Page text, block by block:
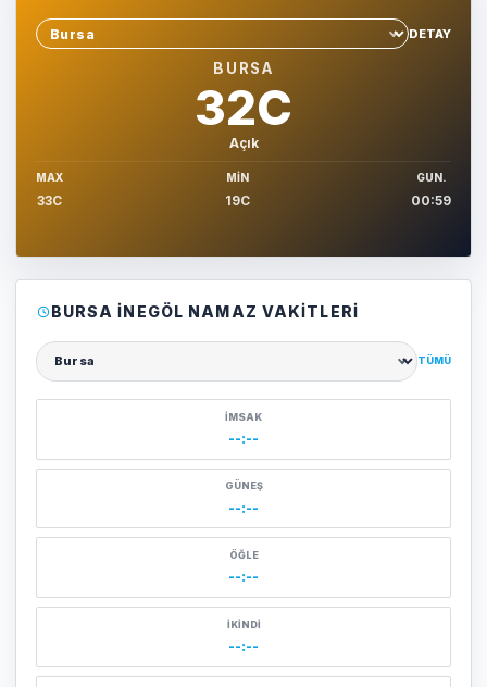
Sehir sec
DETAY
BURSA
32C
Açık
MAX
33C
MIN
19C
GUN.
00:59
BURSA İNEGÖL NAMAZ VAKITLERI
Şehir seçin
TÜMÜ
İMSAK
--:--
GÜNEŞ
--:--
ÖĞLE
--:--
İKINDI
--:--